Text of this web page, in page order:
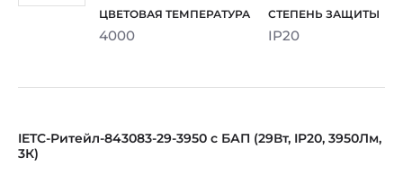
4000 IP20
IETC-Ритейл-843083-29-3950 с БАП (29Вт, IP20, 3950Лм,
3К)